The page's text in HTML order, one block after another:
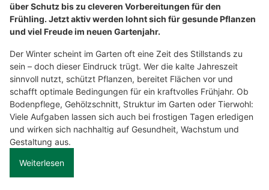
über Schutz bis zu cleveren Vorbereitungen für den
Frühling. Jetzt aktiv werden lohnt sich für gesunde Pflanzen
und viel Freude im neuen Gartenjahr.
Der Winter scheint im Garten oft eine Zeit des Stillstands zu
sein – doch dieser Eindruck trügt. Wer die kalte Jahreszeit
sinnvoll nutzt, schützt Pflanzen, bereitet Flächen vor und
schafft optimale Bedingungen für ein kraftvolles Frühjahr. Ob
Bodenpflege, Gehölzschnitt, Struktur im Garten oder Tierwohl:
Viele Aufgaben lassen sich auch bei frostigen Tagen erledigen
und wirken sich nachhaltig auf Gesundheit, Wachstum und
Gestaltung aus.
Weiterlesen